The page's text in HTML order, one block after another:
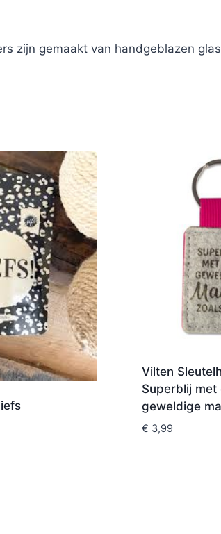
zijn gemaakt van handgeblazen
Vilten
Superblij met
geweldige
€ 3,99